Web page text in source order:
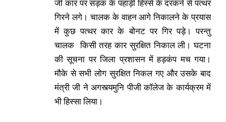
जी कार पर सड़क के पहाड़ी हिस्से के दरकने से पत्थर
गिरने लगे। चालक के वाहन आगे निकालने के प्रयास
में कुछ पत्थर कार के बोनट पर गिर पड़े। परन्तु
चालक किसी तरह कार सुरक्षित निकाल ली। घटना
की सूचना पर जिला प्रशासन में हड़कंप मच गया।
मौके से सभी लोग सुरक्षित निकल गए और उसके बाद
मंत्री जी ने अगस्त्यमुनि पीजी कॉलेज के कार्यक्रम में
भी हिस्सा लिया।